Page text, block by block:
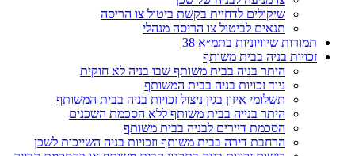
שיקולים לדחיית בקשת ביטול צו הריסה
תנאים לביטול צו הריסה מנהלי
תמורות שיוויוניות בתמ״א 38
זכויות בניה בבית משותף
היתר בניה בבית משותף שבו בניה לא חוקית
ניוד זכויות בניה בבית המשותף
תשלומי איזון בגין ניצול זכויות בניה בבית המשותף
היתר בנייה בבית משותף ללא הסכמת השכנים
הסכמת דיירים לבניה בבית משותף
הרחבת דירה בבית משותף וזכויות בניה השייכות לשכן